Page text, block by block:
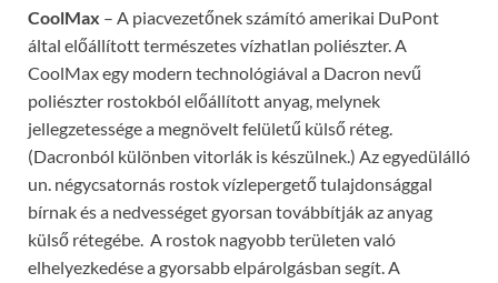
CoolMax – A piacvezetőnek számító amerikai DuPont
által előállított természetes vízhatlan poliészter. A
CoolMax egy modern technológiával a Dacron nevű
poliészter rostokból előállított anyag, melynek
jellegzetessége a megnövelt felületű külső réteg.
(Dacronból különben vitorlák is készülnek.) Az egyedülálló
un. négycsatornás rostok vízlepergető tulajdonsággal
bírnak és a nedvességet gyorsan továbbítják az anyag
külső rétegébe. A rostok nagyobb területen való
elhelyezkedése a gyorsabb elpárolgásban segít. A